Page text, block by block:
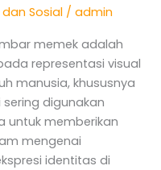
Sosial / admin
memek adalah
representasi visual
manusia, khususnya
digunakan
untuk memberikan
mengenai
identitas di